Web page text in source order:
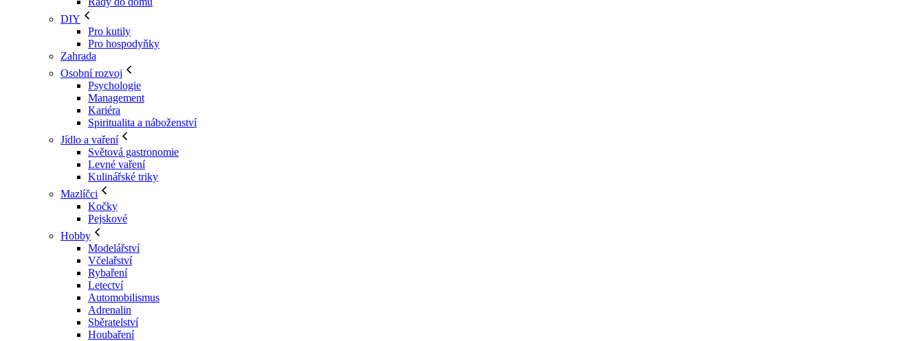
DIY
Pro kutily
Pro hospodyňky
Zahrada
Osobní rozvoj
Psychologie
Management
Kariéra
Spiritualita a náboženství
Jídlo a vaření
Světová gastronomie
Levné vaření
Kulinářské triky
Mazlíčci
Kočky
Pejskové
Hobby
Modelářství
Včelařství
Rybaření
Letectví
Automobilismus
Adrenalin
Sběratelství
Houbaření